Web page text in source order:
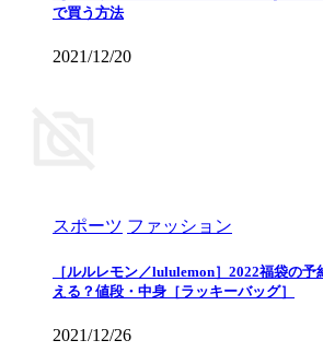
で買う方法
2021/12/20
スポーツ ファッション
［ルルレモン／lululemon］2022福袋の
える？値段・中身［ラッキーバッグ］
2021/12/26